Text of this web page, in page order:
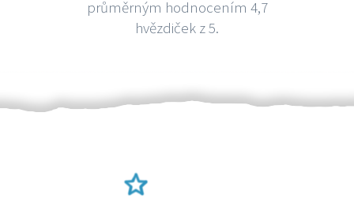
průměrným hodnocením 4,7
hvězdiček z 5.